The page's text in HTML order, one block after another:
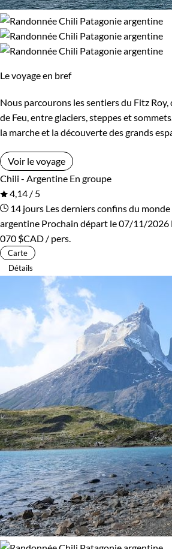
Le voyage en bref
Nous parcourons les sentiers du Fitz Roy,
de Feu, entre glaciers, steppes et
la marche et la découverte des grands
Voir le voyage
Chili - Argentine En groupe
4,14 / 5
14 jours Les derniers confins du monde
argentine Prochain départ le 07/11/2026
070 $CAD / pers.
Carte
Détails